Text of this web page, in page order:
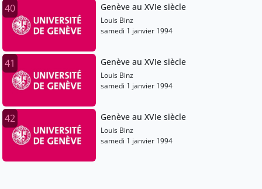
40 Genève au XVIe siècle
Louis Binz
samedi 1 janvier 1994
41 Genève au XVIe siècle
Louis Binz
samedi 1 janvier 1994
42 Genève au XVIe siècle
Louis Binz
samedi 1 janvier 1994